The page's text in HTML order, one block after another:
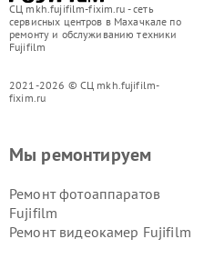
СЦ mkh.fujifilm-fixim.ru - сеть
сервисных центров в Махачкале по
ремонту и обслуживанию техники
Fujifilm
2021-2026 © СЦ mkh.fujifilm-
fixim.ru
Мы ремонтируем
Ремонт фотоаппаратов
Fujifilm
Ремонт видеокамер Fujifilm